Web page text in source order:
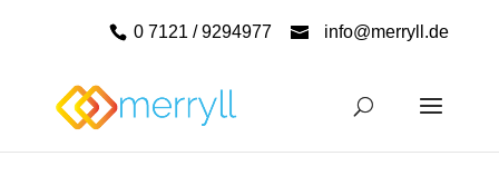
0 7121 / 9294977 info@merryll.de